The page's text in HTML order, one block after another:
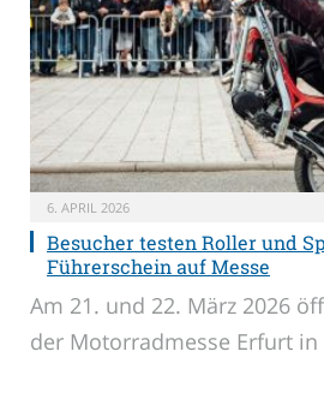
6. APRIL 2026
Besucher testen Roller und
Führerschein auf Messe
Am 21. und 22. März 2026
der Motorradmesse Erfurt